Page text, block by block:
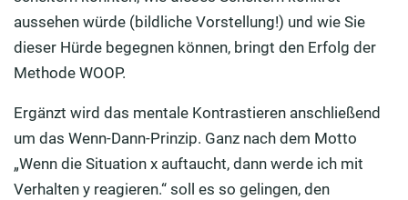
aussehen würde (bildliche Vorstellung!) und wie Sie
dieser Hürde begegnen können, bringt den Erfolg der
Methode WOOP.
Ergänzt wird das mentale Kontrastieren anschließend
um das Wenn-Dann-Prinzip. Ganz nach dem Motto
„Wenn die Situation x auftaucht, dann werde ich mit
Verhalten y reagieren.“ soll es so gelingen, den